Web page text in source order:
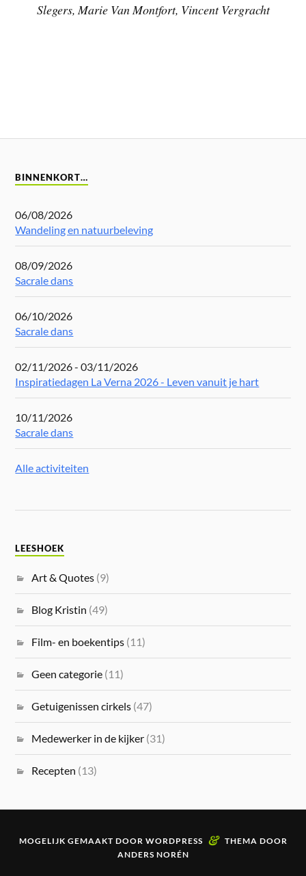
Slegers, Marie Van Montfort, Vincent Vergracht
BINNENKORT…
06/08/2026
Wandeling en natuurbeleving
08/09/2026
Sacrale dans
06/10/2026
Sacrale dans
02/11/2026 - 03/11/2026
Inspiratiedagen La Verna 2026 - Leven vanuit je hart
10/11/2026
Sacrale dans
Alle activiteiten
LEESHOEK
Art & Quotes (9)
Blog Kristin (49)
Film- en boekentips (11)
Geen categorie (11)
Getuigenissen cirkels (47)
Medewerker in de kijker (31)
Recepten (13)
MOGELIJK GEMAAKT DOOR WORDPRESS & THEMA DOOR
ANDERS NORÉN